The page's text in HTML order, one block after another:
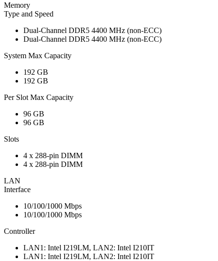
Memory
Type and Speed
Dual-Channel DDR5 4400 MHz (non-ECC)
Dual-Channel DDR5 4400 MHz (non-ECC)
System Max Capacity
192 GB
192 GB
Per Slot Max Capacity
96 GB
96 GB
Slots
4 x 288-pin DIMM
4 x 288-pin DIMM
LAN
Interface
10/100/1000 Mbps
10/100/1000 Mbps
Controller
LAN1: Intel I219LM, LAN2: Intel I210IT
LAN1: Intel I219LM, LAN2: Intel I210IT